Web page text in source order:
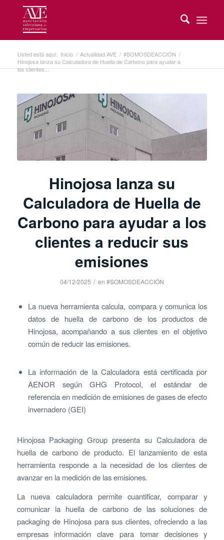
Usted está aquí: Inicio / Actualidad AVE / #SOMOSDEACCIÓN /
Hinojosa lanza su Calculadora de Huella de Carbono para ayudar a
los clientes...
Hinojosa lanza su
Calculadora de Huella de
Carbono para ayudar a los
clientes a reducir sus
emisiones
04/12/2025 / en #SOMOSDEACCIÓN
La nueva herramienta calcula, compara y comunica los
datos de huella de carbono de los productos de
Hinojosa, acompañando a sus clientes en el objetivo
común de reducir las emisiones.
La información de la Calculadora está certificada por
AENOR según GHG Protocol, el estándar de
referencia en medición de emisiones de gases de efecto
invernadero (GEI)
Hinojosa Packaging Group presenta su Calculadora de
huella de carbono de producto. El lanzamiento de esta
herramienta responde a la necesidad de los clientes de
avanzar en la medición de las emisiones.
La nueva calculadora permite cuantificar, comparar y
comunicar la huella de carbono de las soluciones de
packaging de Hinojosa para sus clientes, ofreciendo a las
empresas información clave para tomar decisiones y